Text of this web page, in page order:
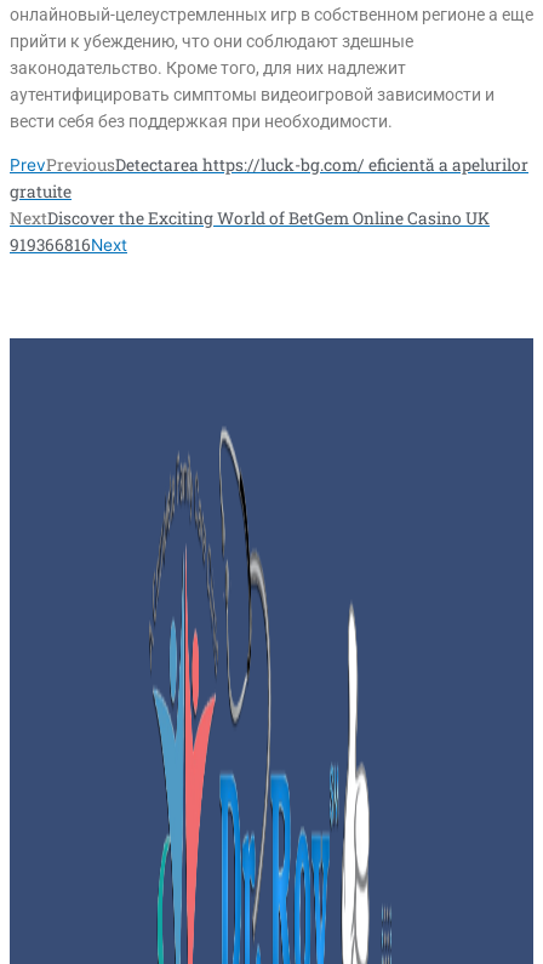
онлайновый-целеустремленных игр в собственном регионе а еще
прийти к убеждению, что они соблюдают здешные
законодательство. Кроме того, для них надлежит
аутентифицировать симптомы видеоигровой зависимости и
вести себя без поддержкая при необходимости.
PrevPreviousDetectarea https://luck-bg.com/ eficientă a apelurilor
gratuite
NextDiscover the Exciting World of BetGem Online Casino UK
919366816Next